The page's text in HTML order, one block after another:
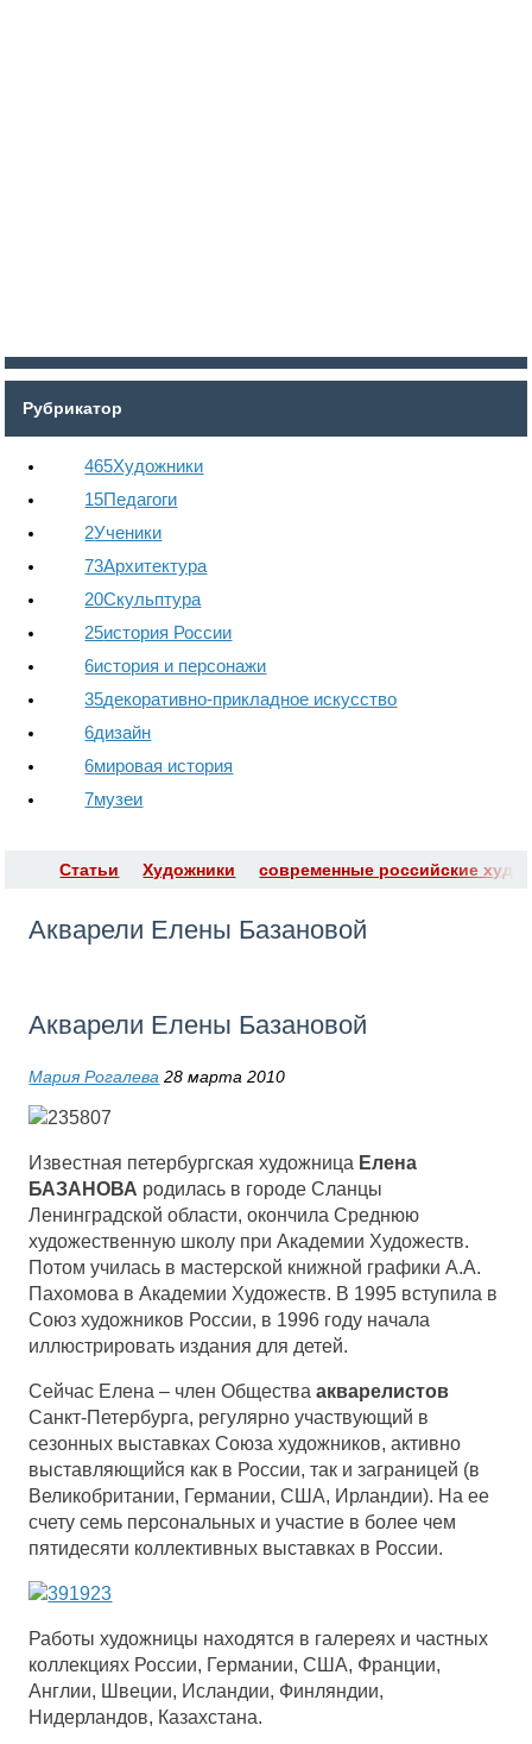
Рубрикатор
465Художники
15Педагоги
2Ученики
73Архитектура
20Скульптура
25история России
6история и персонажи
35декоративно-прикладное искусство
6дизайн
6мировая история
7музеи
Статьи Художники современные российские
Акварели Елены Базановой
Акварели Елены Базановой
Мария Рогалева 28 марта 2010
Известная петербургская художница Елена
БАЗАНОВА родилась в городе Сланцы
Ленинградской области, окончила Среднюю
художественную школу при Академии Художеств.
Потом училась в мастерской книжной графики А.А.
Пахомова в Академии Художеств. В 1995 вступила в
Союз художников России, в 1996 году начала
иллюстрировать издания для детей.
Сейчас Елена – член Обществаакварелистов
Санкт-Петербурга, регулярно участвующий в
сезонных выставках Союза художников, активно
выставляющийся как в России, так и заграницей (в
Великобритании, Германии, США, Ирландии). На ее
счету семь персональных и участие в более чем
пятидесяти коллективных выставках в России.
Работы художницы находятся в галереях и частных
коллекциях России, Германии, США, Франции,
Англии, Швеции, Исландии, Финляндии,
Нидерландов, Казахстана.